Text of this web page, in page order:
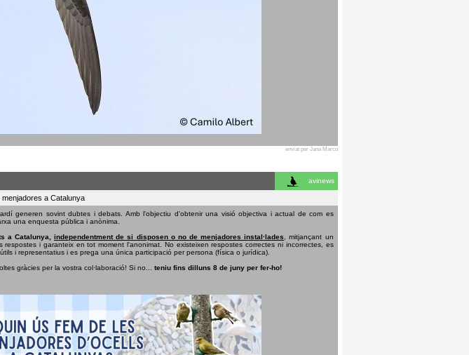
enviat per Jana Marco
avinews
a Catalunya
generen sovint dubtes i debats. Amb l'objectiu d'obtenir una visió objectiva i actual de com es
una enquesta pública i anònima.
a Catalunya,independentment de si disposen o no de menjadores instal·lades, mitjançant un
i garanteix en tot moment l'anonimat. No existeixen respostes correctes ni incorrectes, es
i representatius i es prega una única participació per persona (física o jurídica).
gràcies per la vostra col·laboració! Si no... teniu fins dilluns 8 de juny per fer-ho!